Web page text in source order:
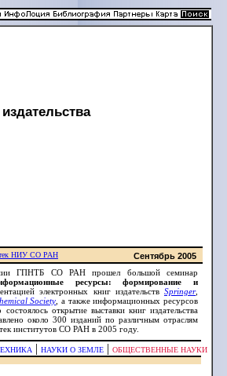
НИУ СО РАН
Сентябрь 2005
ГПНТБ СО РАН прошел большой семинар
ресурсы: формирование и
электронных книг издательств Springer,
Society , а также информационных ресурсов
состоялось открытие выставки книг издательства
около 300 изданий по различным отраслям
институтов СО РАН в 2005 году.
| НАУКИ О ЗЕМЛЕ| ОБЩЕСТВЕННЫЕ НАУКИ